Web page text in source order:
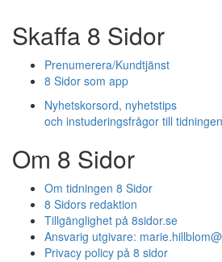
Skaffa 8 Sidor
Prenumerera/Kundtjänst
8 Sidor som app
Nyhetskorsord, nyhetstips
och instuderingsfrågor till tidningen
Om 8 Sidor
Om tidningen 8 Sidor
8 Sidors redaktion
Tillgänglighet på 8sidor.se
Ansvarig utgivare:
Privacy policy på 8 sidor